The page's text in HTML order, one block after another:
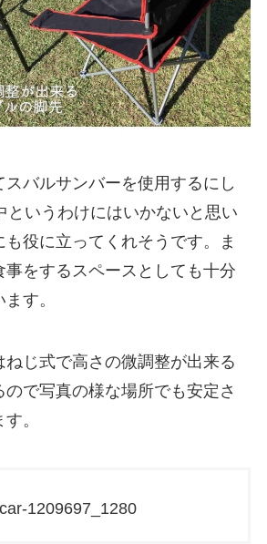
スバルサンバーを使用するにし
というわけにはいかないと思い
も役に立ってくれそうです。ま
事をするスペースとしても十分
す。
ねじ式で高さの微調整が出来る
ので写真の様な場所でも安定さ
。
car-1209697_1280